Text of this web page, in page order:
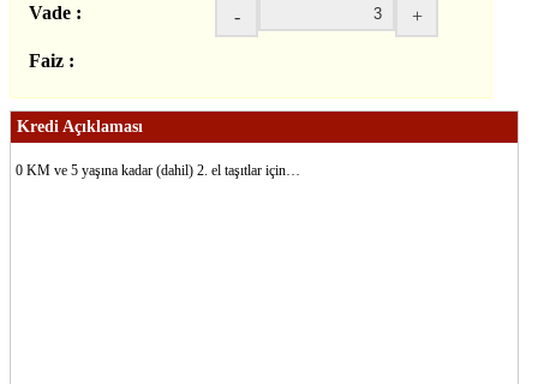
Vade : - +
Faiz :
Kredi Açıklaması
0 KM ve 5 yaşına kadar (dahil) 2. el taşıtlar için…